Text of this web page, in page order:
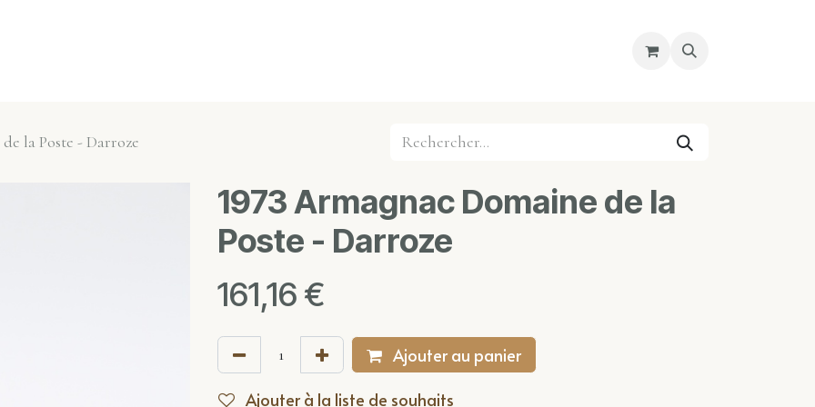
Cours
la Poste - Darroze
1973 Armagnac Domaine de la
Poste - Darroze
161,16 €
Ajouter au panier
Ajouter à la liste de souhaits